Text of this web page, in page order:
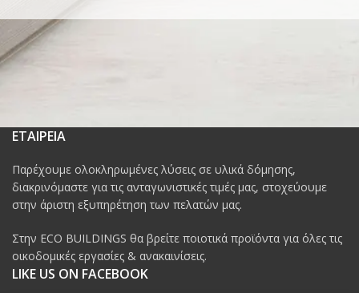
ΕΤΑΙΡΕΙΑ
Παρέχουμε ολοκληρωμένες λύσεις σε υλικά δόμησης,
διακρινόμαστε για τις ανταγωνιστικές τιμές μας, στοχεύουμε
στην άριστη εξυπηρέτηση των πελατών μας.
Στην ECO BUILDINGS θα βρείτε ποιοτικά προϊόντα για όλες τις
οικοδομικές εργασίες & ανακαινίσεις.
LIKE US ON FACEBOOK